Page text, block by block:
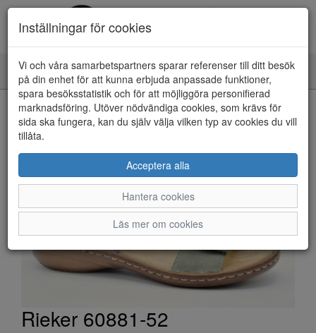
Toggle
navigation
HEM
Rieker 60881-52
Inställningar för cookies
Vi och våra samarbetspartners sparar referenser till ditt besök
på din enhet för att kunna erbjuda anpassade funktioner,
spara besöksstatistik och för att möjliggöra personifierad
marknadsföring. Utöver nödvändiga cookies, som krävs för
sida ska fungera, kan du själv välja vilken typ av cookies du vill
tillåta.
Acceptera alla
Hantera cookies
Läs mer om cookies